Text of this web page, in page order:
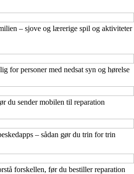
– sjove og lærerige spil og aktiviteter
for personer med nedsat syn og hørelse
du sender mobilen til reparation
– sådan gør du trin for trin
forskellen, før du bestiller reparation